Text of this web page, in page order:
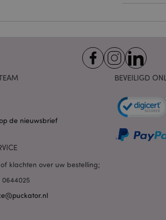
de nieuwsbrief
klachten over uw bestelling;
0644025
BEVEILIGD
1 dag 16 uur
De
het
1 dag
PHP.net
.www.puckator.nl
Privacybeleid van